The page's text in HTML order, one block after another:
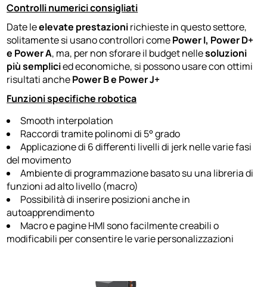
Controlli numerici consigliati
Date leelevate prestazionirichieste in questo settore,
solitamente si usano controllori comePower I, Power D+
e Power A, ma, per non sforare il budget nellesoluzioni
più semplicied economiche, si possono usare con ottimi
risultati anchePower B e Power J+
Funzioni specifiche robotica
Smooth interpolation
Raccordi tramite polinomi di 5° grado
Applicazione di 6 differenti livelli di jerk nelle varie fasi
del movimento
Ambiente di programmazione basato su una libreria di
funzioni ad alto livello (macro)
Possibilità di inserire posizioni anche in
autoapprendimento
Macro e pagine HMI sono facilmente creabili o
modificabili per consentire le varie personalizzazioni